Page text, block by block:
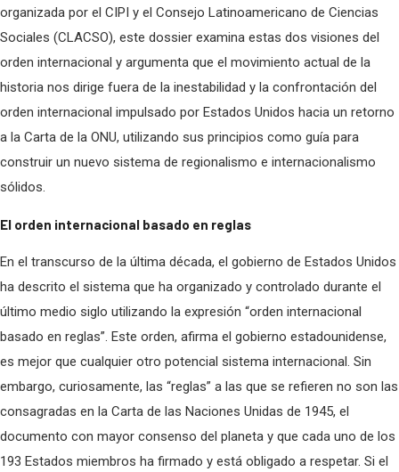
organizada por el CIPI y el Consejo Latinoamericano de Ciencias
Sociales (CLACSO), este dossier examina estas dos visiones del
orden internacional y argumenta que el movimiento actual de la
historia nos dirige fuera de la inestabilidad y la confrontación del
orden internacional impulsado por Estados Unidos hacia un retorno
a la Carta de la ONU, utilizando sus principios como guía para
construir un nuevo sistema de regionalismo e internacionalismo
sólidos.
El orden internacional basado en reglas
En el transcurso de la última década, el gobierno de Estados Unidos
ha descrito el sistema que ha organizado y controlado durante el
último medio siglo utilizando la expresión “orden internacional
basado en reglas”. Este orden, afirma el gobierno estadounidense,
es mejor que cualquier otro potencial sistema internacional. Sin
embargo, curiosamente, las “reglas” a las que se refieren no son las
consagradas en la Carta de las Naciones Unidas de 1945, el
documento con mayor consenso del planeta y que cada uno de los
193 Estados miembros ha firmado y está obligado a respetar. Si el